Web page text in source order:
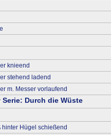
knieend
stehend ladend
m. Messer vorlaufend
Durch die Wüste
hinter Hügel schießend